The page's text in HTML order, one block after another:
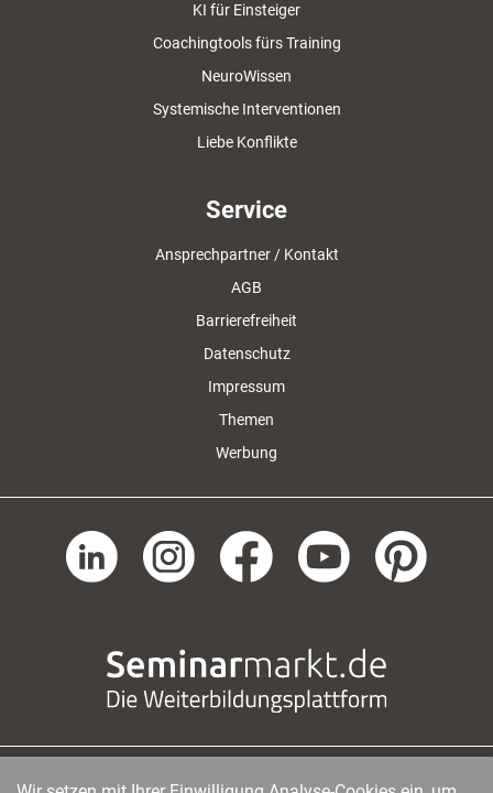
KI für Einsteiger
Coachingtools fürs Training
NeuroWissen
Systemische Interventionen
Liebe Konflikte
Service
Ansprechpartner / Kontakt
AGB
Barrierefreiheit
Datenschutz
Impressum
Themen
Werbung